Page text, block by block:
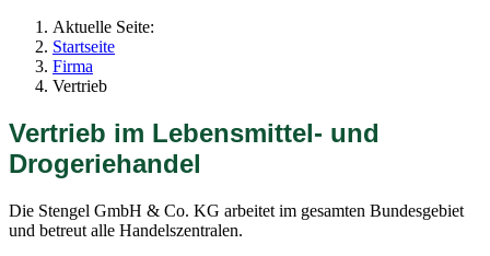
Aktuelle Seite:
Startseite
Firma
Vertrieb
Vertrieb im Lebensmittel- und
Drogeriehandel
Die Stengel GmbH & Co. KG arbeitet im gesamten Bundesgebiet
und betreut alle Handelszentralen.